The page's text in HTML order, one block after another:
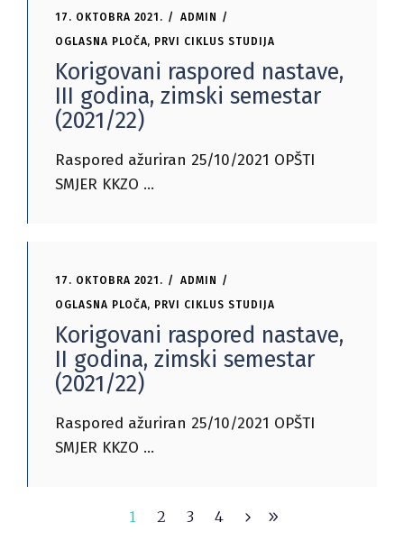
17. OKTOBRA 2021.
ADMIN
OGLASNA PLOČA, PRVI CIKLUS STUDIJA
Korigovani raspored nastave,
III godina, zimski semestar
(2021/22)
Raspored ažuriran 25/10/2021 OPŠTI
SMJER KKZO
17. OKTOBRA 2021.
ADMIN
OGLASNA PLOČA, PRVI CIKLUS STUDIJA
Korigovani raspored nastave,
II godina, zimski semestar
(2021/22)
Raspored ažuriran 25/10/2021 OPŠTI
SMJER KKZO
1 2 3 4